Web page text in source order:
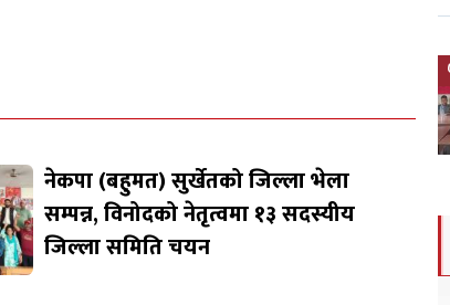
नेकपा (बहुमत) सुर्खेतको जिल्ला भेला
सम्पन्न, विनोदको नेतृत्वमा १३ सदस्यीय
जिल्ला समिति चयन